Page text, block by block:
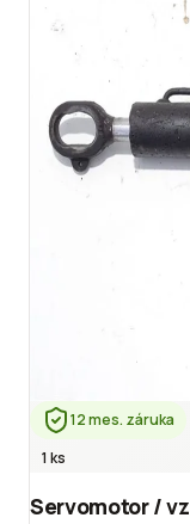
12 mes. záruka
1 ks
Servomotor /